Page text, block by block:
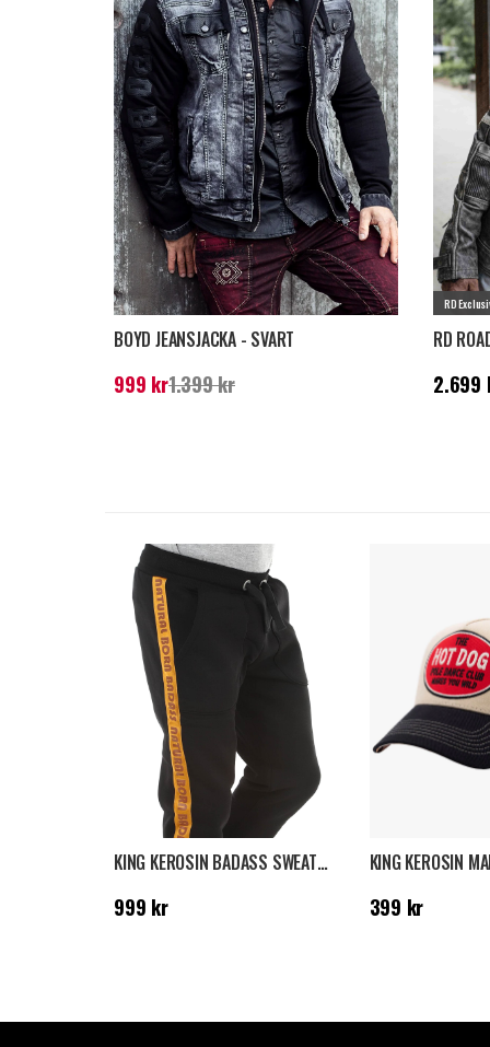
BOYD JEANSJACKA - SVART
Nuvarande pris:999 kr
999 kr1.399 kr
RD
RD
Pris:
2.699
KING KEROSIN BADASS SWEATPANTS - SVART
Pris: 999 kr
999 kr Pris: 399 kr
399 kr